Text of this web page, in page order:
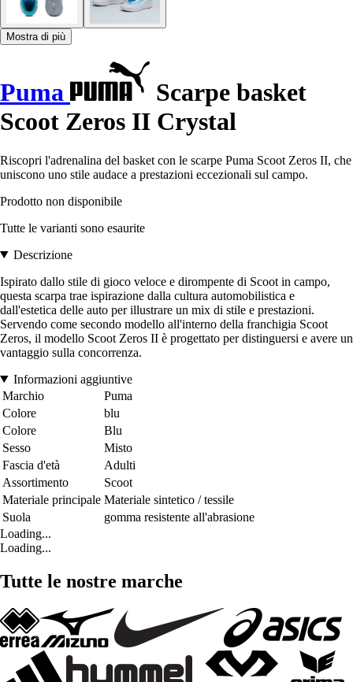
Mostra di più
Puma
Scarpe basket
Scoot Zeros II Crystal
Riscopri l'adrenalina del basket con le scarpe Puma Scoot Zeros II, che
uniscono uno stile audace a prestazioni eccezionali sul campo.
Prodotto non disponibile
Tutte le varianti sono esaurite
Descrizione
Ispirato dallo stile di gioco veloce e dirompente di Scoot in campo,
questa scarpa trae ispirazione dalla cultura automobilistica e
dall'estetica delle auto per illustrare un mix di stile e prestazioni.
Servendo come secondo modello all'interno della franchigia Scoot
Zeros, il modello Scoot Zeros II è progettato per distinguersi e avere un
vantaggio sulla concorrenza.
Informazioni aggiuntive
Marchio
Puma
Colore
blu
Colore
Blu
Sesso
Misto
Fascia d'età
Adulti
Assortimento
Scoot
Materiale principale Materiale sintetico / tessile
Suola
gomma resistente all'abrasione
Loading...
Loading...
Tutte le nostre marche